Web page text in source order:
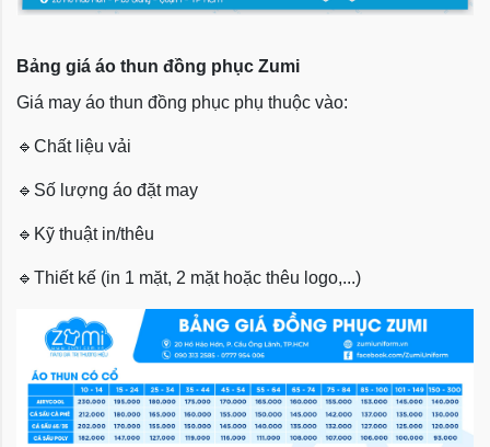
Bảng giá áo thun đồng phục Zumi
Giá may áo thun đồng phục phụ thuộc vào:
🔹 Chất liệu vải
🔹 Số lượng áo đặt may
🔹 Kỹ thuật in/thêu
🔹 Thiết kế (in 1 mặt, 2 mặt hoặc thêu logo,...)